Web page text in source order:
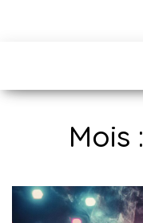
Mois :